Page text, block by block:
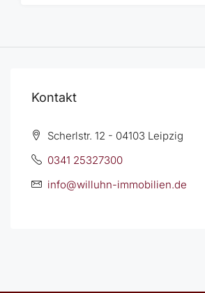
Kontakt
Scherlstr. 12 - 04103 Leipzig
0341 25327300
info@willuhn-immobilien.de